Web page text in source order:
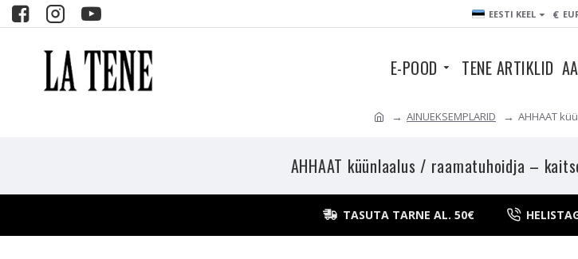
EESTI KEEL €
E-POOD TENE ARTIKLID
AINUEKSEMPLARID AHHAAT
AHHAAT küünlaalus / raamatuhoidja –
TASUTA TARNE AL. 50€